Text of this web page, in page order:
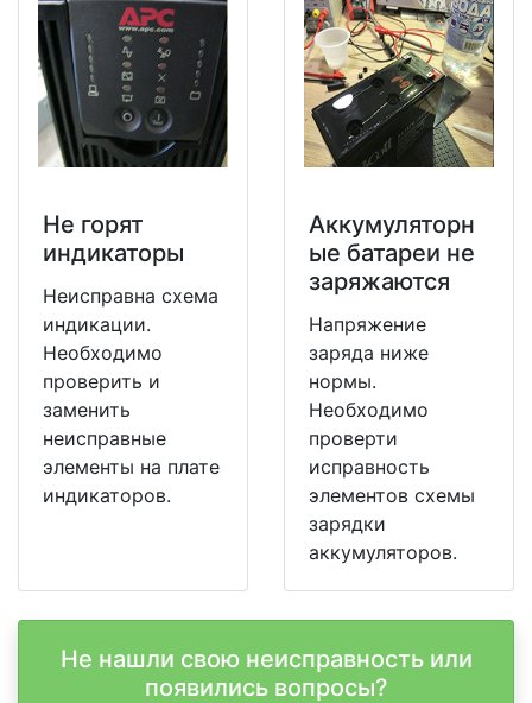
Не горят
индикаторы
Неисправна схема
индикации.
Необходимо
проверить и
заменить
неисправные
элементы на плате
индикаторов.
Аккумуляторн
ые батареи не
заряжаются
Напряжение
заряда ниже
нормы.
Необходимо
проверти
исправность
элементов схемы
зарядки
аккумуляторов.
Не нашли свою неисправность или
появились вопросы?